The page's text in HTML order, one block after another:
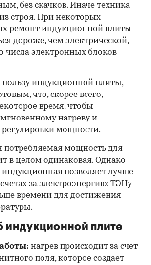
без скачков. Иначе техника
строя. При некоторых
ремонт индукционной плиты
дороже, чем электрической,
числа электронных блоков
пользу индукционной плиты,
что, скорее всего,
время, чтобы
нагреву и
регулировки мощности.
потребляемая мощность для
в целом одинаковая. Однако
индукционная позволяет лучше
за электроэнергию: ТЭНу
времени для достижения
индукционной плите
нагрев происходит за счет
поля, которое создает